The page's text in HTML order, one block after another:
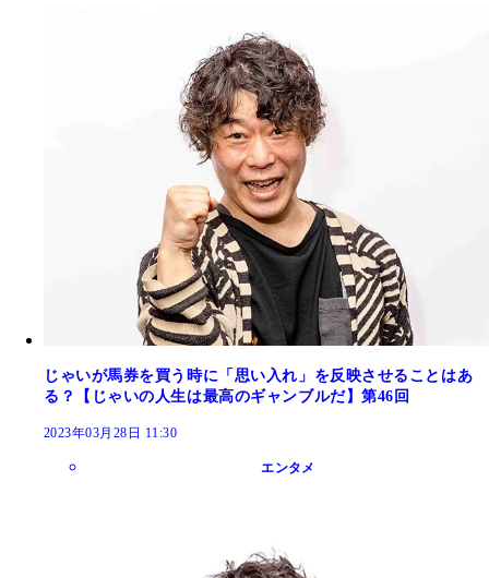
じゃいが馬券を買う時に「思い入れ」を反映させることはあ
る？【じゃいの人生は最高のギャンブルだ】第46回
2023年03月28日 11:30
エンタメ